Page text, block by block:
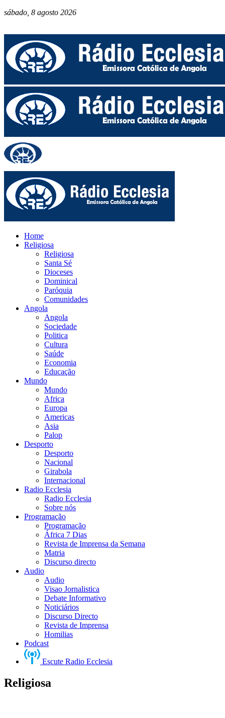
sábado, 8 agosto 2026
Home
Religiosa
Religiosa
Santa Sé
Dioceses
Dominical
Paróquia
Comunidades
Angola
Angola
Sociedade
Politica
Cultura
Saúde
Economia
Educação
Mundo
Mundo
Africa
Europa
Americas
Asia
Palop
Desporto
Desporto
Nacional
Girabola
Internacional
Radio Ecclesia
Radio Ecclesia
Sobre nós
Programação
Programação
África 7 Dias
Revista de Imprensa da Semana
Matria
Discurso directo
Audio
Audio
Visao Jornalistica
Debate Informativo
Noticiários
Discurso Directo
Revista de Imprensa
Homilias
Podcast
Escute Radio Ecclesia
Religiosa